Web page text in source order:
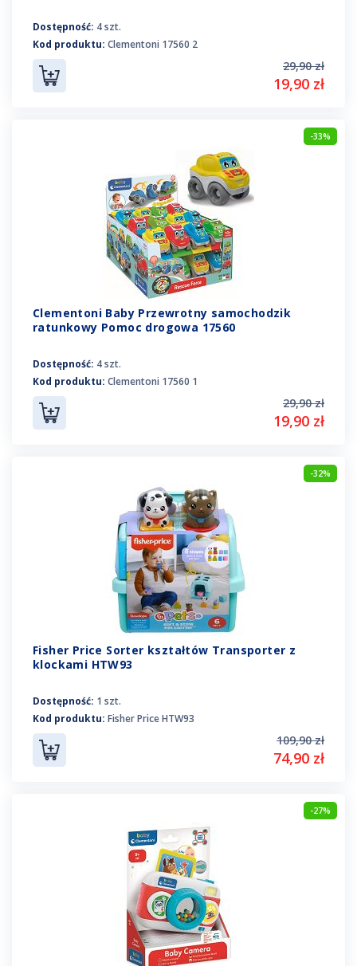
Dostępność: 4 szt.
Kod produktu: Clementoni 17560 2
29,90 zł
19,90 zł
-33%
Clementoni Baby Przewrotny samochodzik
ratunkowy Pomoc drogowa 17560
Dostępność: 4 szt.
Kod produktu: Clementoni 17560 1
29,90 zł
19,90 zł
-32%
Fisher Price Sorter kształtów Transporter z
klockami HTW93
Dostępność: 1 szt.
Kod produktu: Fisher Price HTW93
109,90 zł
74,90 zł
-27%